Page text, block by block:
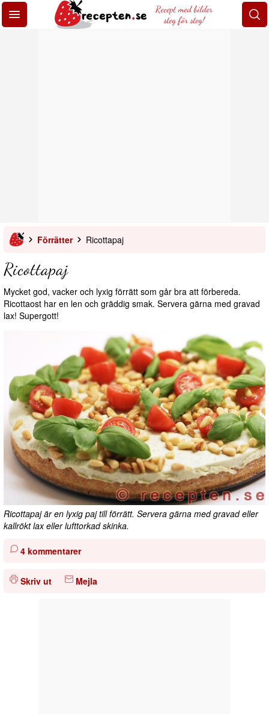
Recept med bilder
steg för steg!
Förrätter Ricottapaj
Ricottapaj
Mycket god, vacker och lyxig förrätt som går bra att förbereda.
Ricottaost har en len och gräddig smak. Servera gärna med gravad
lax! Supergott!
Ricottapaj är en lyxig paj till förrätt. Servera gärna med gravad eller
kallrökt lax eller lufttorkad skinka.
4 kommentarer
Skriv ut Mejla